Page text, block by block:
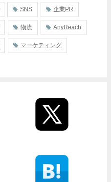
SNS 企業PR
物流 AnyReach
マーケティング